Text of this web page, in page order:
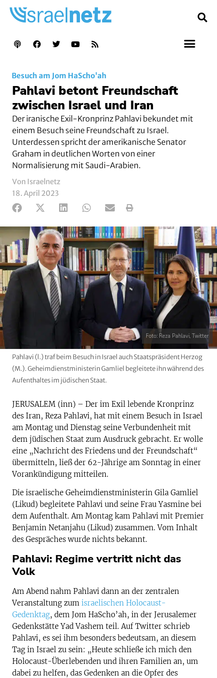
Besuch am Jom HaScho'ah
Pahlavi betont Freundschaft
zwischen Israel und Iran
Der iranische Exil-Kronprinz Pahlavi bekundet mit
einem Besuch seine Freundschaft zu Israel.
Unterdessen spricht der amerikanische Senator
Graham in deutlichen Worten von einer
Normalisierung mit Saudi-Arabien.
Von Israelnetz
18. April 2023
Foto: Reza Pahlavi, Twitter
Pahlavi (l.) traf beim Besuch in Israel auch Staatspräsident Herzog
(M.). Geheimdienstministerin Gamliel begleitete ihn während des
Aufenthaltes im jüdischen Staat.
JERUSALEM (inn) – Der im Exil lebende Kronprinz
des Iran, Reza Pahlavi, hat mit einem Besuch in Israel
am Montag und Dienstag seine Verbundenheit mit
dem jüdischen Staat zum Ausdruck gebracht. Er wolle
eine „Nachricht des Friedens und der Freundschaft“
übermitteln, ließ der 62-Jährige am Sonntag in einer
Vorankündigung mitteilen.
Die israelische Geheimdienstministerin Gila Gamliel
(Likud) begleitete Pahlavi und seine Frau Yasmine bei
dem Aufenthalt. Am Montag kam Pahlavi mit Premier
Benjamin Netanjahu (Likud) zusammen. Vom Inhalt
des Gespräches wurde nichts bekannt.
Pahlavi: Regime vertritt nicht das
Volk
Am Abend nahm Pahlavi dann an der zentralen
Veranstaltung zum israelischen Holocaust-
Gedenktag, dem Jom HaScho’ah, in der Jerusalemer
Gedenkstätte Yad Vashem teil. Auf Twitter schrieb
Pahlavi, es sei ihm besonders bedeutsam, an diesem
Tag in Israel zu sein: „Heute schließe ich mich den
Holocaust-Überlebenden und ihren Familien an, um
dabei zu helfen, das Gedenken an die Opfer des